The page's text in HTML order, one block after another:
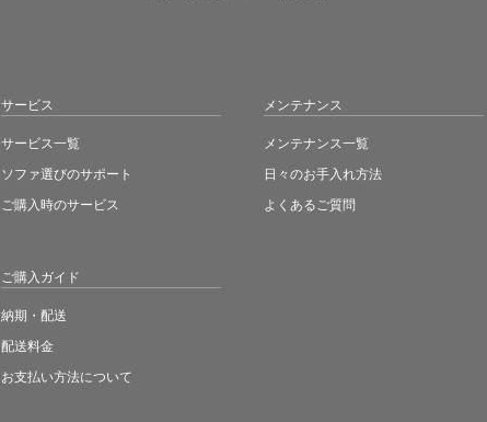
サービス
サービス一覧
ソファ選びのサポート
ご購入時のサービス
ご購入ガイド
納期・配送
配送料金
お支払い方法について
メンテナンス
メンテナンス一覧
日々のお手入れ方法
よくあるご質問